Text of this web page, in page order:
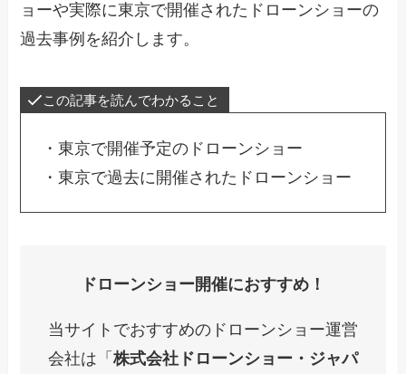
ョーや実際に東京で開催されたドローンショーの
過去事例を紹介します。
この記事を読んでわかること
・東京で開催予定のドローンショー
・東京で過去に開催されたドローンショー
ドローンショー開催におすすめ！
当サイトでおすすめのドローンショー運営
会社は「 株式会社ドローンショー・ジャパ